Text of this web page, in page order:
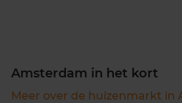
Amsterdam in het kort
Meer over de huizenmarkt in